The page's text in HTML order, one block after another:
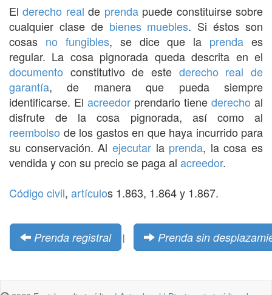
Elderecho real de prendapuede constituirse sobre
cualquier clase de bienes muebles. Si éstos son
cosas no fungibles, se dice que la prenda es
regular. La cosa pignorada queda descrita en el
documento constitutivo de este derecho real de
garantía, de manera que pueda siempre
identificarse. El acreedor prendario tiene derecho al
disfrute de la cosa pignorada, así como al
reembolso de los gastos en que haya incurrido para
su conservación. Al ejecutarla prenda, la cosa es
vendida y con su precio se paga al acreedor.
Código civil, artículos 1.863, 1.864 y 1.867.
Prenda registral | Prenda sin